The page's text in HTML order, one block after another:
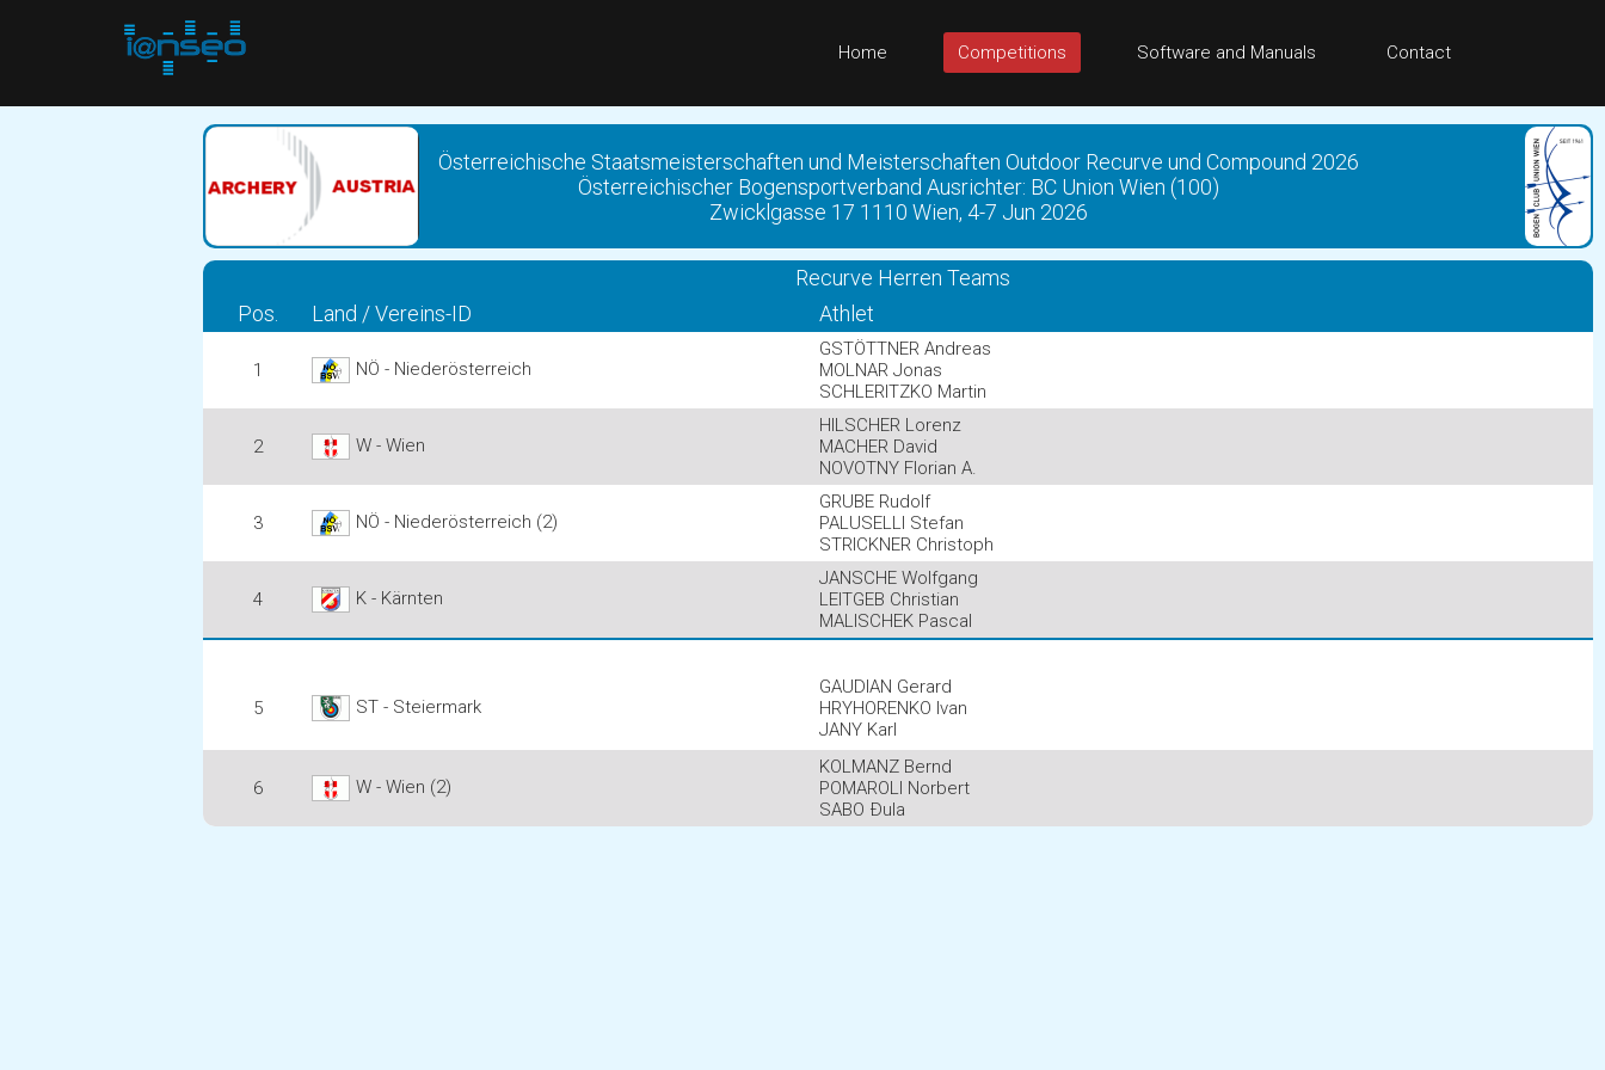
Home Competitions Software and Manuals Contact
Österreichische Staatsmeisterschaften und Meisterschaften Outdoor Recurve und Compound 2026
Österreichischer Bogensportverband Ausrichter: BC Union Wien (100)
Zwicklgasse 17 1110 Wien, 4-7 Jun 2026
Recurve Herren Teams
Pos.
Land / Vereins-ID Athlet
1 NÖ - Niederösterreich
GSTÖTTNER Andreas
MOLNAR Jonas
SCHLERITZKO Martin
2 W - Wien
HILSCHER Lorenz
MACHER David
NOVOTNY Florian A.
3 NÖ - Niederösterreich (2)
GRUBE Rudolf
PALUSELLI Stefan
STRICKNER Christoph
4 K - Kärnten
JANSCHE Wolfgang
LEITGEB Christian
MALISCHEK Pascal
5 ST - Steiermark
GAUDIAN Gerard
HRYHORENKO Ivan
JANY Karl
6 W - Wien (2)
KOLMANZ Bernd
POMAROLI Norbert
SABO Ðula